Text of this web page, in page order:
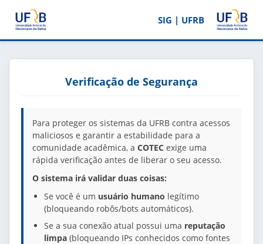
SIG | UFRB
Verificação de Segurança
Para proteger os sistemas da UFRB contra acessos
maliciosos e garantir a estabilidade para a
comunidade acadêmica, a COTEC exige uma
rápida verificação antes de liberar o seu acesso.
O sistema irá validar duas coisas:
Se você é um usuário humano legítimo
(bloqueando robôs/bots automáticos).
Se a sua conexão atual possui uma reputação
limpa (bloqueando IPs conhecidos como fontes